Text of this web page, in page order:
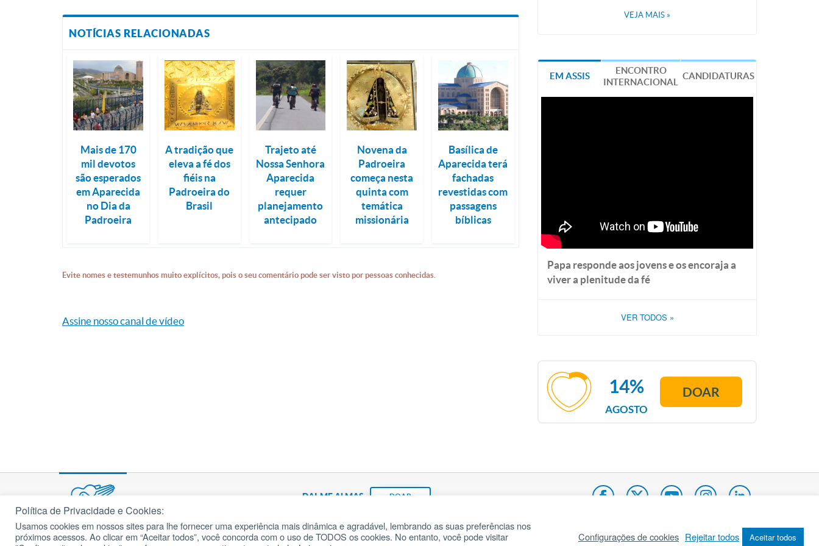
NOTÍCIAS RELACIONADAS
Mais de 170
mil devotos
são esperados
em Aparecida
no Dia da
Padroeira
A tradição que
eleva a fé dos
fiéis na
Padroeira do
Brasil
Trajeto até
Nossa Senhora
Aparecida
requer
planejamento
antecipado
Novena da
Padroeira
começa nesta
quinta com
temática
missionária
Basílica de
Aparecida terá
fachadas
revestidas com
passagens
bíblicas
Evite nomes e testemunhos muito explícitos, pois o seu comentário pode ser visto por pessoas conhecidas.
Assine nosso canal de vídeo
VEJA MAIS »
EM ASSIS
ENCONTRO
INTERNACIONAL
CANDIDATURAS
Papa responde aos jovens e os encoraja a
viver a plenitude da fé
VER TODOS »
AGOSTO
14% DOAR
DAI-ME ALMAS DOAR
Fundação João Paulo II Pedido de Oração Mapa do site Internacional
cancaonova.com© 2002 – 2026
Todos os direitos reservados.
Política de Privacidade e Cookies:
Usamos cookies em nossos sites para lhe fornecer uma experiência mais dinâmica e agradável, lembrando as suas preferências nos
próximos acessos. Ao clicar em “Aceitar todos”, você concorda com o uso de TODOS os cookies. No entanto, você pode visitar
Configurações de cookies Rejeitar todos Aceitar todos